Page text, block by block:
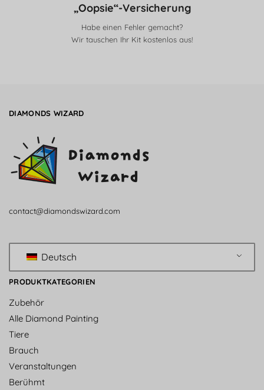
„Oopsie“-Versicherung
Habe einen Fehler gemacht?
Wir tauschen Ihr Kit kostenlos aus!
DIAMONDS WIZARD
contact@diamondswizard.com
Deutsch
PRODUKTKATEGORIEN
Zubehör
Alle Diamond Painting
Tiere
Brauch
Veranstaltungen
Berühmt